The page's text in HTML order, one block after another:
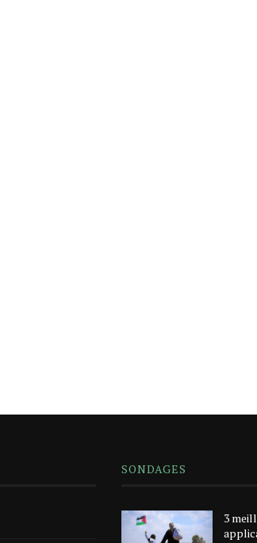
SONDAGES
3